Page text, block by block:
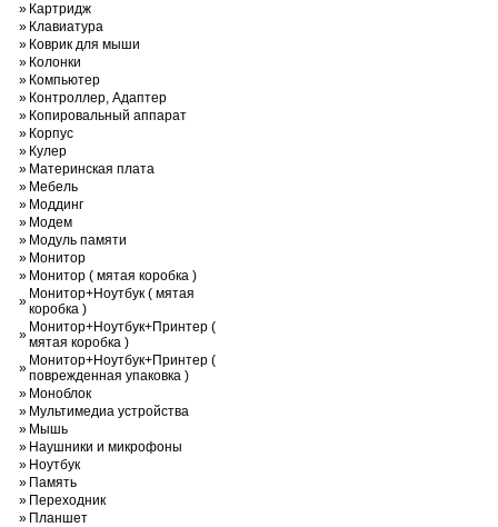
» Картридж
» Клавиатура
» Коврик для мыши
» Колонки
» Компьютер
» Контроллер, Адаптер
» Копировальный аппарат
» Корпус
» Кулер
» Материнская плата
» Мебель
» Моддинг
» Модем
» Модуль памяти
» Монитор
» Монитор ( мятая коробка )
» Монитор+Ноутбук ( мятая
коробка )
» Монитор+Ноутбук+Принтер (
мятая коробка )
» Монитор+Ноутбук+Принтер (
поврежденная упаковка )
» Моноблок
» Мультимедиа устройства
» Мышь
» Наушники и микрофоны
» Ноутбук
» Память
» Переходник
» Планшет